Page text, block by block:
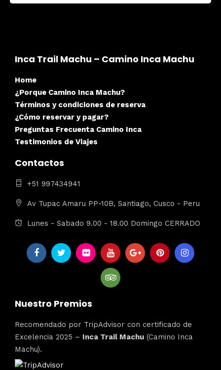
Inca Trail Machu – Camino Inca Machu
Home
¿Porque Camino Inca Machu?
Términos y condiciones de reserva
¿Cómo reservar y pagar?
Preguntas Frecuenta Camino Inca
Testimonios de Viajes
Contactos
+51 997434941
Av Tupac Amaru PP-10B, Santiago, Cusco - Peru
Lunes - Sabado 9.00 - 18.00 Domingo CERRADO
Nuestro Premios
Recomendado por TripAdvisor con certificado de
Excelencia 2025 – Inca Trail Machu (Camino Inca
Machu).